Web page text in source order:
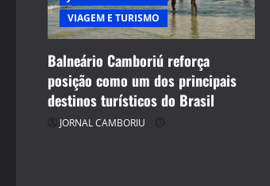
a
t
i
o
VIAGEM E TURISMO
Balneário Camboriú reforça
posição como um dos principais
destinos turísticos do Brasil
JORNAL CAMBORIU